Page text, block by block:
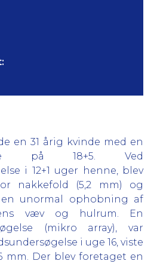
en 31 årig kvinde med en
på 18+5. Ved
i 12+1 uger henne, blev
nakkefold (5,2 mm) og
en unormal ophobning af
væv og hulrum. En
(mikro array), var
i uge 16, viste
mm. Der blev foretaget en